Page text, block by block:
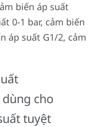
biến áp suất
0-1 bar, cảm biến
áp suất G1/2, cảm
dùng cho
tuyệt